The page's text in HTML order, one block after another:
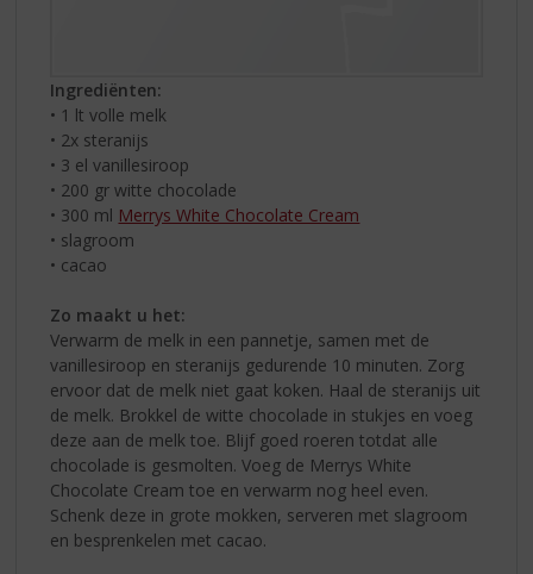
Ingrediënten:
• 1 lt volle melk
• 2x steranijs
• 3 el vanillesiroop
• 200 gr witte chocolade
• 300 ml Merrys White Chocolate Cream
• slagroom
• cacao
Zo maakt u het:
Verwarm de melk in een pannetje, samen met de
vanillesiroop en steranijs gedurende 10 minuten. Zorg
ervoor dat de melk niet gaat koken. Haal de steranijs uit
de melk. Brokkel de witte chocolade in stukjes en voeg
deze aan de melk toe. Blijf goed roeren totdat alle
chocolade is gesmolten. Voeg de Merrys White
Chocolate Cream toe en verwarm nog heel even.
Schenk deze in grote mokken, serveren met slagroom
en besprenkelen met cacao.